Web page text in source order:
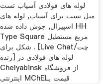
لوله های فولادی آسیاب تست
میل تست برای آسیاب, لوله های
اسپیرال, جوش داده شده HH
Type Square مربع مستطیل
شکل برای . [Live Chat/چت
زنده] لوله های فولادی در
Chelyabinsk از فروشگاه
اینترنتی MChEL, قیمت